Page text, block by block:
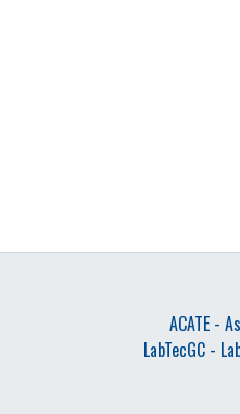
ACATE -
LabTecGC -